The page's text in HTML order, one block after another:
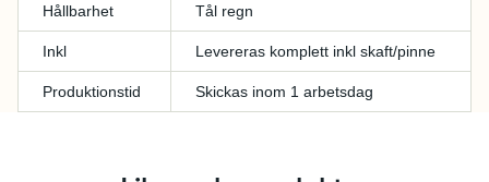
Hållbarhet Tål regn
Inkl Levereras komplett inkl skaft/pinne
Produktionstid Skickas inom 1 arbetsdag